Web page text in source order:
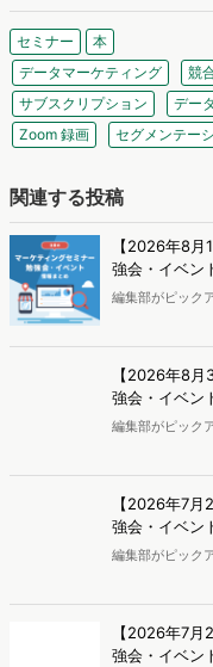
セミナー
本
データマーケティング
競
サブスクリプション
デー
Zoom 録画
セグメンテー
関連する投稿
【2026年8
強会・イベン
編集部がピック
【2026年8
強会・イベン
編集部がピック
【2026年7
強会・イベン
編集部がピック
【2026年7
強会・イベン